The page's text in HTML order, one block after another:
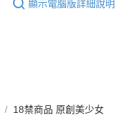
顯示電腦版詳細說明
18禁商品 原創美少女